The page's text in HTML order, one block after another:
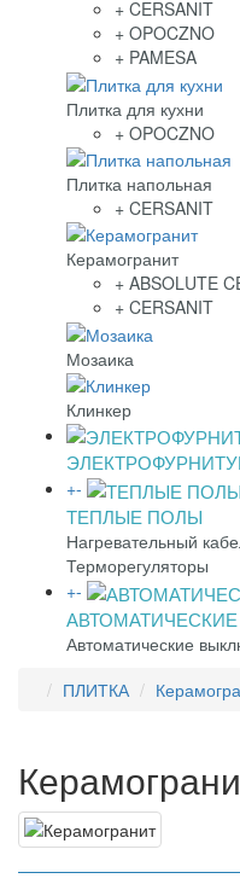
+ CERSANIT
+ OPOCZNO
+ PAMESA
Плитка для кухни
+ OPOCZNO
Плитка напольная
+ CERSANIT
Керамогранит
+ ABSOLUTE
+ CERSANIT
Мозаика
Клинкер
+-
ТЕПЛЫЕ ПОЛЫ
Нагревательный
Терморегуляторы
+-
Автоматические
ПЛИТКА